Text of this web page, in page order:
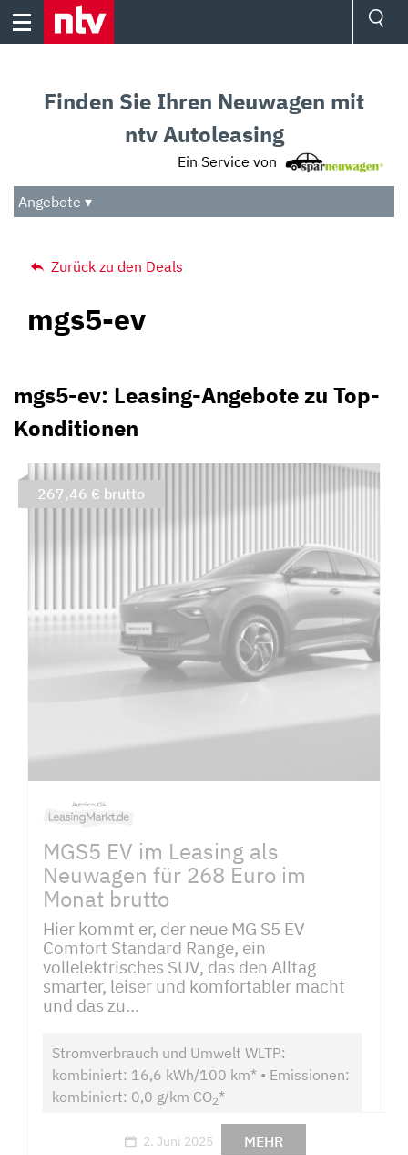
Skip
Audio
Das Beste
Finden Sie Ihren Neuwagen mit
ntv Autoleasing
Ein Service von
Angebote ▾
Zurück zu den Deals
mgs5-ev
mgs5-ev: Leasing-Angebote zu Top-
Konditionen
MGS5 EV im Leasing als
Neuwagen für 268 Euro im
Monat brutto
Hier kommt er, der neue MG S5 EV
Comfort Standard Range, ein
vollelektrisches SUV, das den Alltag
smarter, leiser und komfortabler macht
und das zu...
Stromverbrauch und Umwelt WLTP:
kombiniert: 16,6 kWh/100 km* • Emissionen:
kombiniert: 0,0 g/km CO2*
2. Juni 2025 MEHR
267,46 € brutto